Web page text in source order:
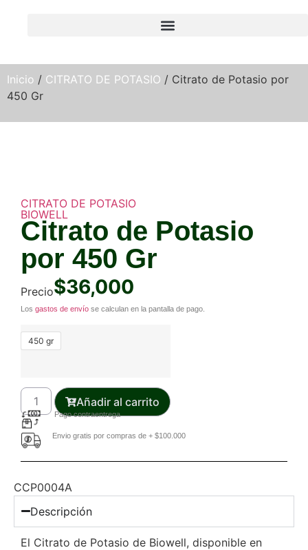
Inicio / CITRATO DE POTASIO / Citrato de Potasio por
450 Gr
CITRATO DE POTASIO
BIOWELL
Citrato de Potasio
por 450 Gr
Precio$36,000
Los gastos de envío se calculan en la pantalla de pago.
450 gr
Añadir al carrito
Pago contraentrega
Envio gratis por compras de + $100.000
CCP0004A
Descripción
El Citrato de Potasio de Biowell, disponible en